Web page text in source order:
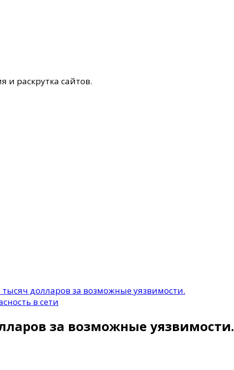
и раскрутка сайтов.
тысяч долларов за возможные уязвимости.
в сети
за возможные уязвимости.